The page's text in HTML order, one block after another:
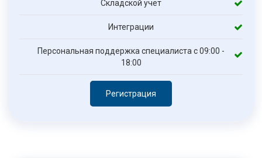
Складской учет
Интеграции
Персональная поддержка специалиста с 09:00 -
18:00
Регистрация